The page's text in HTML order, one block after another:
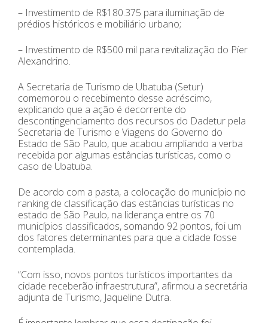
– Investimento de R$180.375 para iluminação de
prédios históricos e mobiliário urbano;
– Investimento de R$500 mil para revitalização do Píer
Alexandrino.
A Secretaria de Turismo de Ubatuba (Setur)
comemorou o recebimento desse acréscimo,
explicando que a ação é decorrente do
descontingenciamento dos recursos do Dadetur pela
Secretaria de Turismo e Viagens do Governo do
Estado de São Paulo, que acabou ampliando a verba
recebida por algumas estâncias turísticas, como o
caso de Ubatuba.
De acordo com a pasta, a colocação do município no
ranking de classificação das estâncias turísticas no
estado de São Paulo, na liderança entre os 70
municípios classificados, somando 92 pontos, foi um
dos fatores determinantes para que a cidade fosse
contemplada.
“Com isso, novos pontos turísticos importantes da
cidade receberão infraestrutura”, afirmou a secretária
adjunta de Turismo, Jaqueline Dutra.